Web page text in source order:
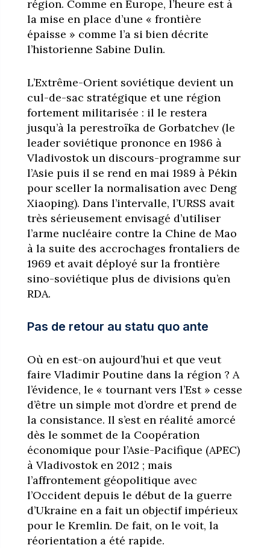
région. Comme en Europe, l’heure est à
la mise en place d’une « frontière
épaisse » comme l’a si bien décrite
l’historienne Sabine Dulin.
L’Extrême-Orient soviétique devient un
cul-de-sac stratégique et une région
fortement militarisée : il le restera
jusqu’à la perestroïka de Gorbatchev (le
leader soviétique prononce en 1986 à
Vladivostok un discours-programme sur
l’Asie puis il se rend en mai 1989 à Pékin
pour sceller la normalisation avec Deng
Xiaoping). Dans l’intervalle, l’URSS avait
très sérieusement envisagé d’utiliser
l’arme nucléaire contre la Chine de Mao
à la suite des accrochages frontaliers de
1969 et avait déployé sur la frontière
sino-soviétique plus de divisions qu’en
RDA.
Pas de retour au statu quo ante
Où en est-on aujourd’hui et que veut
faire Vladimir Poutine dans la région ? A
l’évidence, le « tournant vers l’Est » cesse
d’être un simple mot d’ordre et prend de
la consistance. Il s’est en réalité amorcé
dès le sommet de la Coopération
économique pour l’Asie-Pacifique (APEC)
à Vladivostok en 2012 ; mais
l’affrontement géopolitique avec
l’Occident depuis le début de la guerre
d’Ukraine en a fait un objectif impérieux
pour le Kremlin. De fait, on le voit, la
réorientation a été rapide.